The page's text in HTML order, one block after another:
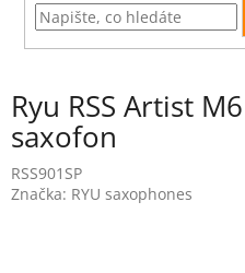
Ryu RSS Artist
saxofon
RSS901SP
Značka: RYU saxophones